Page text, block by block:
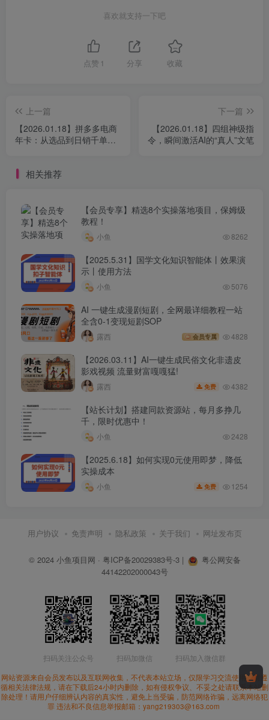
喜欢就支持一下吧
点赞 1 分享 收藏
上一篇
【2026.01.18】拼多多电商
年卡：从选品到日销千单，
下一篇
【2026.01.18】四组神级指
令，瞬间激活AI的“真人”文笔
相关推荐
【会员专享】精选8个实操落地项目，保姆级
教程！
小鱼 8262
【2025.5.31】国学文化知识智能体丨效果演
示丨使用方法
小鱼 5076
AI 一键生成漫剧短剧，全网最详细教程一站
全含0-1变现短剧SOP
露西 会员专属 4828
【2026.03.11】AI一键生成民俗文化非遗皮
影戏视频 流量财富嘎嘎猛!
露西 免费 4382
【站长计划】搭建同款资源站，每月多挣几
千，限时优惠中！
小鱼 2428
【2025.6.18】如何实现0元使用即梦，降低
实操成本
小鱼 免费 1254
用户协议 免责声明 隐私政策 关于我们 网址发布页
© 2024 小鱼项目网 · 粤ICP备20029383号-3|
粤公网安备
44142202000043号
扫码关注公众号 扫码加微信
扫码加入微信群
网站资源来自会员发布以及互联网收集，不代表本站立场，仅限学习交流使用。请遵
循相关法律法规，请在下载后24小时内删除，如有侵权争议、不妥之处请联系本站删
除处理！请用户仔细辨认内容的真实性，避免上当受骗，防范网络诈骗，远离网络犯
罪 违法和不良信息举报邮箱：yang219303@163.com